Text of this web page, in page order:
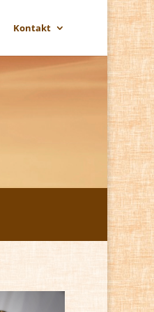
Kontakt